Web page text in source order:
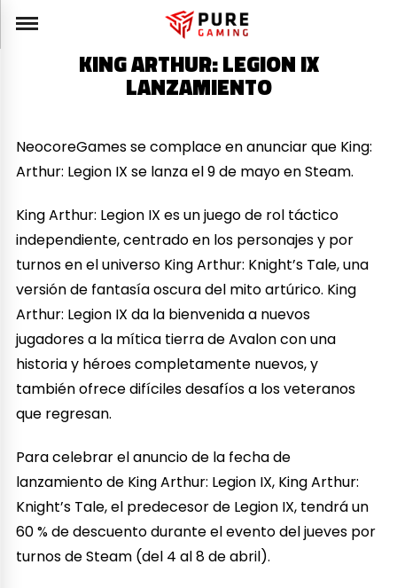
KING ARTHUR: LEGION IX
LANZAMIENTO
NeocoreGames se complace en anunciar que King:
Arthur: Legion IX se lanza el 9 de mayo en Steam.
King Arthur: Legion IX es un juego de rol táctico
independiente, centrado en los personajes y por
turnos en el universo King Arthur: Knight’s Tale, una
versión de fantasía oscura del mito artúrico. King
Arthur: Legion IX da la bienvenida a nuevos
jugadores a la mítica tierra de Avalon con una
historia y héroes completamente nuevos, y
también ofrece difíciles desafíos a los veteranos
que regresan.
Para celebrar el anuncio de la fecha de
lanzamiento de King Arthur: Legion IX, King Arthur:
Knight’s Tale, el predecesor de Legion IX, tendrá un
60 % de descuento durante el evento del jueves por
turnos de Steam (del 4 al 8 de abril).